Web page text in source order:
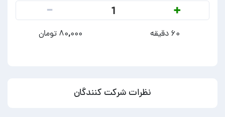
+
1
-
۶۰ دقیقه ۸۰,۰۰۰ تومان
نظرات شرکت کنندگان